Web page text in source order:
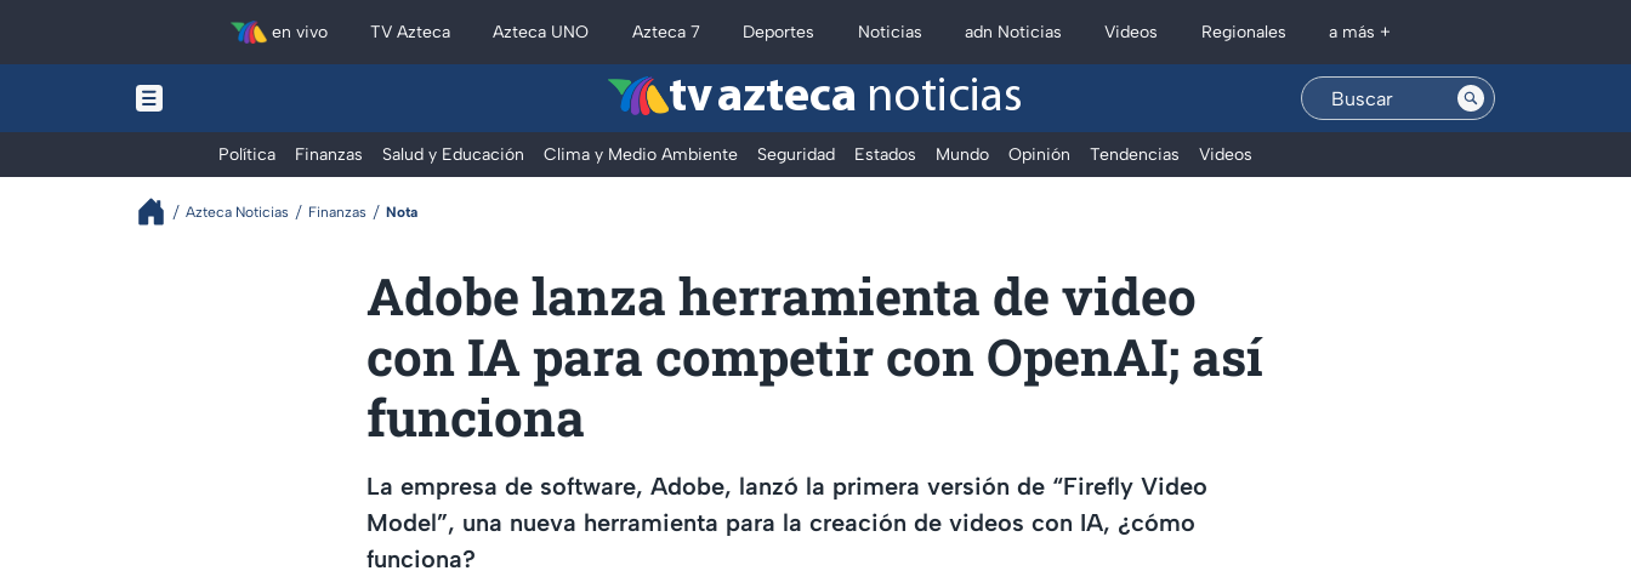
en vivo TV Azteca Azteca UNO Azteca 7 Deportes Noticias adn Noticias Videos Regionales a más +
tv azteca noticias
Política Finanzas Salud y Educación Clima y Medio Ambiente Seguridad Estados Mundo Opinión Tendencias Videos
Azteca Noticias Finanzas Nota
Adobe lanza herramienta de video
con IA para competir con OpenAI; así
funciona
La empresa de software, Adobe, lanzó la primera versión de “Firefly Video
Model”, una nueva herramienta para la creación de videos con IA, ¿cómo
funciona?